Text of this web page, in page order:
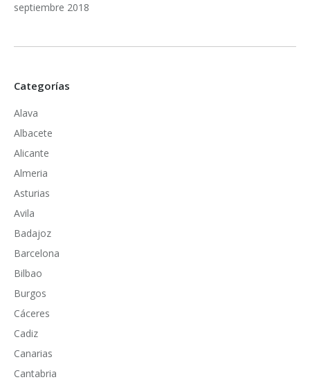
septiembre 2018
Categorías
Alava
Albacete
Alicante
Almeria
Asturias
Avila
Badajoz
Barcelona
Bilbao
Burgos
Cáceres
Cadiz
Canarias
Cantabria